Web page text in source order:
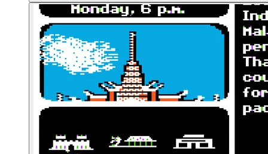
01:02:11 Die Figur Carmen Sandiego
01:03:21 Carmen Sandiego ist im Spiel nicht zu sehen
Pixel-Carmen im zweiten Spiel